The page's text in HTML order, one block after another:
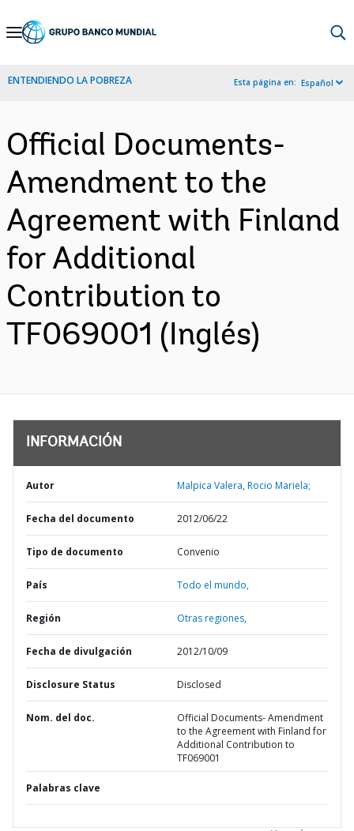
Skip
Navigation
ENTENDIENDO LA POBREZA Esta página en: Español
Official Documents-
Amendment to the
Agreement with Finland
for Additional
Contribution to
TF069001 (Inglés)
INFORMACIÓN
Autor Malpica Valera, Rocio Mariela;
Fecha del documento 2012/06/22
Tipo de documento Convenio
País Todo el mundo,
Región Otras regiones,
Fecha de divulgación 2012/10/09
Disclosure Status Disclosed
Nom. del doc.
Official Documents- Amendment
to the Agreement with Finland for
Additional Contribution to
TF069001
Palabras clave